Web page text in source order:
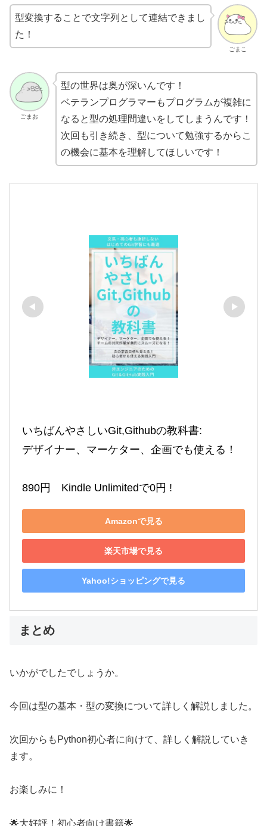
ごまこ
型変換することで文字列として連結できまし
た！
ごまお
型の世界は奥が深いんです！
ベテランプログラマーもプログラムが複雑に
なると型の処理間違いをしてしまうんです！
次回も引き続き、型について勉強するからこ
の機会に基本を理解してほしいです！
いちばんやさしいGit,Githubの教科書:
デザイナー、マーケター、企画でも使える！
890円　Kindle Unlimitedで0円 !
Amazonで見る
楽天市場で見る
Yahoo!ショッピングで見る
まとめ
いかがでしたでしょうか。
今回は型の基本・型の変換について詳しく解説しました。
次回からもPython初心者に向けて、詳しく解説していき
ます。
お楽しみに！
🌟大好評！初心者向け書籍🌟